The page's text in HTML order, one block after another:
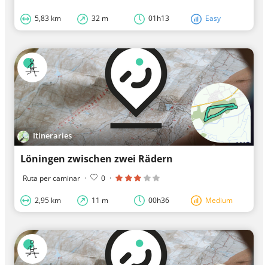
5,83 km 32 m 01h13 Easy
Itineraries
Löningen zwischen zwei Rädern
Ruta per caminar · 0 ·
2,95 km 11 m 00h36 Medium